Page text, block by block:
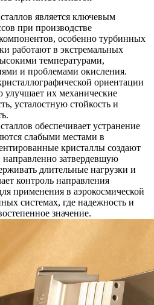
является ключевым
при производстве
особенно турбинных
работают в экстремальных
температурами,
и проблемами окисления.
ориентации
улучшает их механические
усталостную стойкость и
обеспечивает устранение
слабыми местами в
кристаллы создают
направленно затвердевшую
длительные нагрузки и
контроль направления
применения в аэрокосмической
системах, где надежность и
значение.